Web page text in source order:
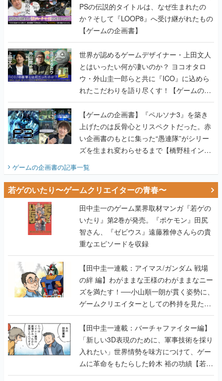
PSの伝説的タイトルは、なぜ生まれたの
か？そして『LOOP8』へ受け継がれたもの
【ゲームの企画書】
世界が認めるゲームデザイナー・上田文人
とはいったい何が凄いのか？ ヨコオタロ
ウ・外山圭一郎らと共に『ICO』に込めら
れたこだわりを語り尽くす！【ゲームの企
画書】
【ゲームの企画書】『ペルソナ3』を築き
上げたのは反骨心とリスペクトだった。赤
い企画書のもとに集った“愚連隊”がシリー
ズを生まれ変わらせるまで【橋野桂インタ
ゲームの企画書の記事一覧
若ゲのいたり〜ゲームクリエイターの青春〜
田中圭一のゲーム業界取材マンガ『若ゲの
いたり』第2巻が発売。『ポケモン』田尻
智さん、『ゼビウス』遠藤雅伸さんらの貴
重なエピソードを収録
【田中圭一連載：アイマス/ガンダム 戦場
の絆 編】わがままな王様のわがままなニー
ズを満たす！──小山順一朗が貫く姿勢に、
ゲームクリエイターとしての矜持を見た
【若ゲのいたり最終回】
【田中圭一連載：バーチャファイター編】
「新しい3D表現のために、軍事技術を採り
入れたい」世界情勢を味方につけて、ゲー
ムに革命をもたらした鈴木 裕の功績【若ゲ
のいたり】